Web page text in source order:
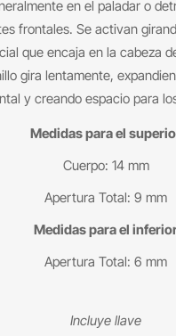
en el paladar o
frontales. Se activan
que encaja en la cabeza
gira lentamente,
y creando espacio para
Medidas para el
Cuerpo: 14 mm
Apertura Total: 9 mm
Medidas para el
Apertura Total: 6 mm
Incluye llave